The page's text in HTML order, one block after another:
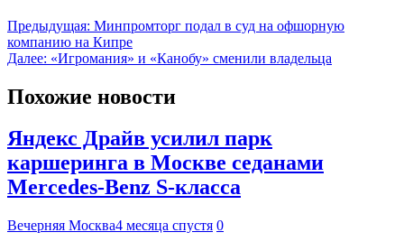
Предыдущая: Минпромторг подал в суд на офшорную
компанию на Кипре
Далее: «Игромания» и «Канобу» сменили владельца
Похожие новости
Яндекс Драйв усилил парк
каршеринга в Москве седанами
Mercedes-Benz S-класса
Вечерняя Москва4 месяца спустя 0